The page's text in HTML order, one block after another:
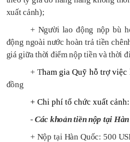
xuất cảnh);
+ Người lao động nộp bù
động ngoài nước hoàn trả tiền
giá giữa thời điểm nộp tiền và thời
+ Tham gia Quỹ hỗ trợ việc
đồng
+ Chi phí tổ chức xuất
- Các khoản tiền nộp tại
+ Nộp tại Hàn Quốc: 500